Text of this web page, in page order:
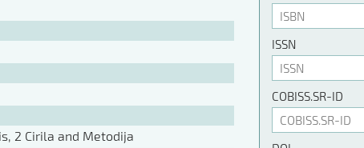
2 Cirila and Metodija
ISSN
COBISS.SR-ID